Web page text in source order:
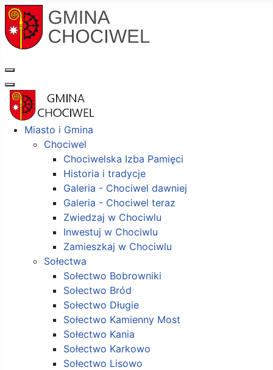
Miasto i Gmina
Chociwel
Chociwelska Izba Pamięci
Historia i tradycje
Galeria - Chociwel dawniej
Galeria - Chociwel teraz
Zwiedzaj w Chociwlu
Inwestuj w Chociwlu
Zamieszkaj w Chociwlu
Sołectwa
Sołectwo Bobrowniki
Sołectwo Bród
Sołectwo Długie
Sołectwo Kamienny Most
Sołectwo Kania
Sołectwo Karkowo
Sołectwo Lisowo